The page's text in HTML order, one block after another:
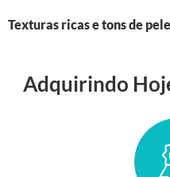
Texturas ricas e tons de
Adquirindo